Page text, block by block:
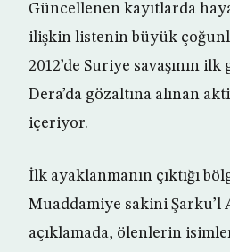
Güncellenen kayıtlarda
ilişkin listenin büyük
2012’de Suriye savaşının
Dera’da gözaltına alınan
içeriyor.
İlk ayaklanmanın çıktığı
Muaddamiye sakini Şarku’l
açıklamada, ölenlerin